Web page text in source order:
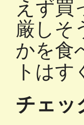
えず買
厳しそ
かを食
トはす
チェッ